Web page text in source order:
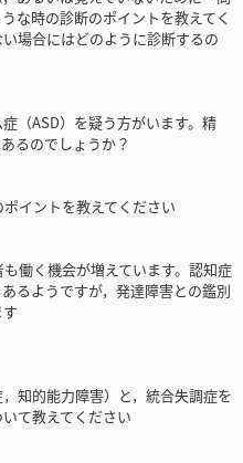
な時の診断のポイントを教えてく
場合にはどのように診断するの
（ASD）を疑う方がいます。精
るのでしょうか？
イントを教えてください
働く機会が増えています。認知症
るようですが，発達障害との鑑別
知的能力障害）と，統合失調症を
て教えてください